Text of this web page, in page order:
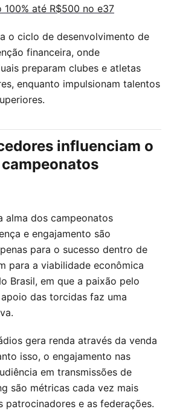
100% até R$500 no e37
o ciclo de desenvolvimento de
financeira, onde
preparam clubes e atletas
enquanto impulsionam talentos
influenciam o
alma dos campeonatos
e engajamento são
para o sucesso dentro de
para a viabilidade econômica
Brasil, em que a paixão pelo
das torcidas faz uma
gera renda através da venda
isso, o engajamento nas
em transmissões de
são métricas cada vez mais
patrocinadores e as federações.